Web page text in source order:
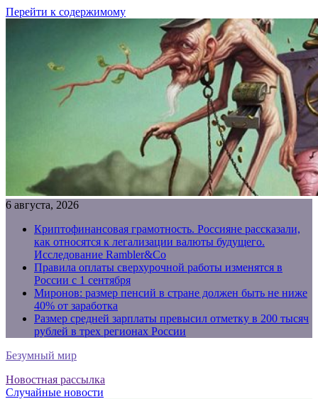
Перейти к содержимому
6 августа, 2026
Криптофинансовая грамотность. Россияне рассказали,
как относятся к легализации валюты будущего.
Исследование Rambler&Co
Правила оплаты сверхурочной работы изменятся в
России с 1 сентября
Миронов: размер пенсий в стране должен быть не ниже
40% от заработка
Размер средней зарплаты превысил отметку в 200 тысяч
рублей в трех регионах России
Безумный мир
Новостная рассылка
Случайные новости